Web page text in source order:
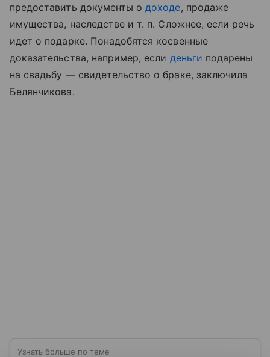
предоставить документы одоходе, продаже
имущества, наследстве и т. п. Сложнее, если речь
идет о подарке. Понадобятся косвенные
доказательства, например, если деньги подарены
на свадьбу — свидетельство о браке, заключила
Белянчикова.
Узнать больше по теме